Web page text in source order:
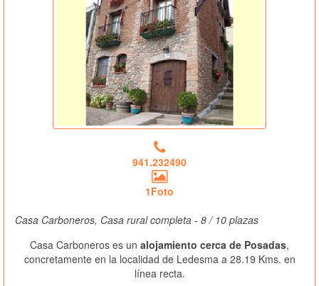
941.232490
1Foto
Casa Carboneros, Casa rural completa - 8 / 10 plazas
Casa Carboneros es un alojamiento cerca de Posadas,
concretamente en la localidad de Ledesma a 28.19 Kms. en
línea recta.